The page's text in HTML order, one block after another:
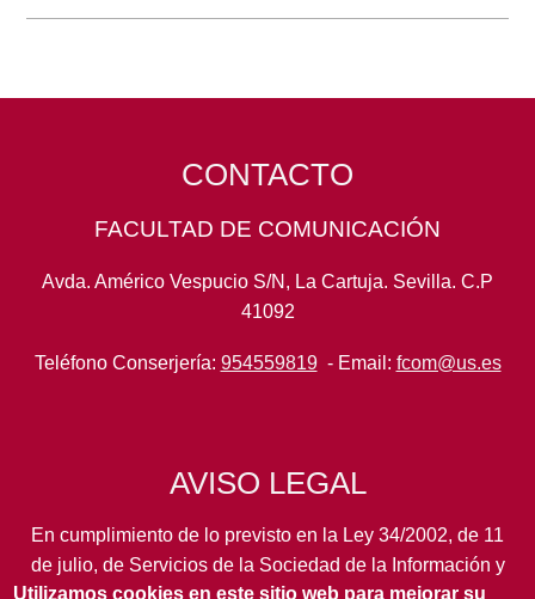
CONTACTO
FACULTAD DE COMUNICACIÓN
Avda. Américo Vespucio S/N, La Cartuja. Sevilla. C.P
41092
Teléfono Conserjería: 954559819- Email: fcom@us.es
AVISO LEGAL
En cumplimiento de lo previsto en la Ley 34/2002, de 11
de julio, de Servicios de la Sociedad de la Información y
Utilizamos cookies en este sitio web para mejorar su